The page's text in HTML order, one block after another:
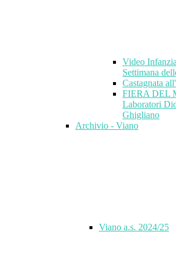
Video
Settimana
Castagnata
FIERA DEL
Laboratori
Ghigliano
Archivio - Viano
Viano a.s. 2024/25